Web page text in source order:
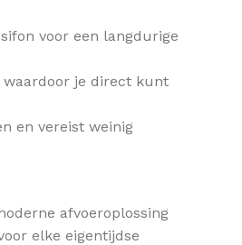
voor een langdurige
waardoor je direct kunt
en vereist weinig
afvoeroplossing
elke eigentijdse